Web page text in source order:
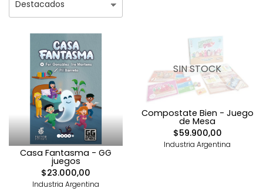
Casa Fantasma - GG
juegos
$23.000,00
Industria Argentina
SIN STOCK
Compostate Bien - Juego
de Mesa
$59.900,00
Industria Argentina